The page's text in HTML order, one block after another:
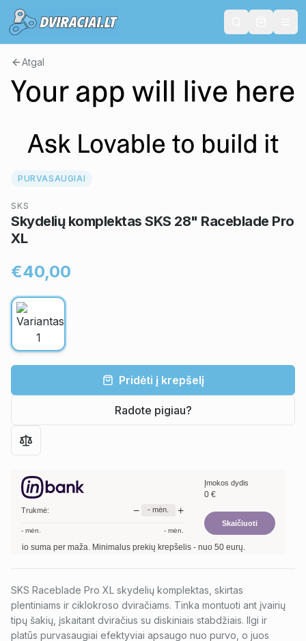
Atgal
PURVASAUGIAI
SKS
Skydelių komplektas SKS 28" Raceblade Pro
XL
€40,00
Pridėti į krepšelį
Radote pigiau?
Trukmė: − - mėn. +
- mėn. -mėn.
Įmokos dydis
0 €
Skaičiuoti
suma per maža. Minimalus prekių krepšelis - nuo 50 eurų.
SKS Raceblade Pro XL skydelių komplektas, skirtas
plentiniams ir ciklokroso dviračiams. Tinka montuoti ant įvairių
tipų šakių, įskaitant dviračius su diskiniais stabdžiais. Ilgi ir
platūs purvasaugiai efektyviai apsaugo nuo purvo, o juos